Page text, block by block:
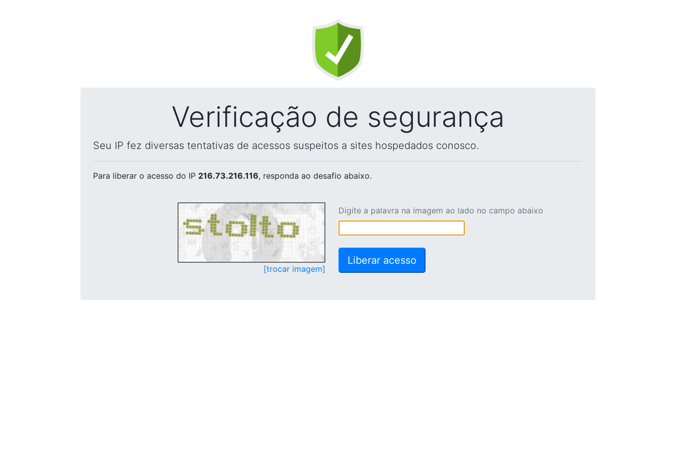
Verificação de segurança
Seu IP fez diversas tentativas de acessos suspeitos a sites hospedados conosco.
Para liberar o acesso do IP 216.73.216.116, responda ao desafio abaixo.
[trocar imagem]
Digite a palavra na imagem ao lado no campo abaixo